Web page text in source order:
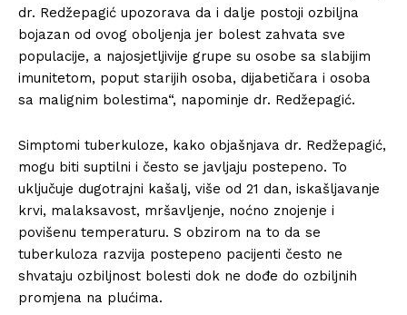
dr. Redžepagić upozorava da i dalje postoji ozbiljna
bojazan od ovog oboljenja jer bolest zahvata sve
populacije, a najosjetljivije grupe su osobe sa slabijim
imunitetom, poput starijih osoba, dijabetičara i osoba
sa malignim bolestima“, napominje dr. Redžepagić.
Simptomi tuberkuloze, kako objašnjava dr. Redžepagić,
mogu biti suptilni i često se javljaju postepeno. To
uključuje dugotrajni kašalj, više od 21 dan, iskašljavanje
krvi, malaksavost, mršavljenje, noćno znojenje i
povišenu temperaturu. S obzirom na to da se
tuberkuloza razvija postepeno pacijenti često ne
shvataju ozbiljnost bolesti dok ne dođe do ozbiljnih
promjena na plućima.